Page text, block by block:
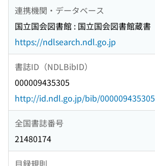
連携機関・データベース
国立国会図書館 : 国立国会図書館蔵書
https://ndlsearch.ndl.go.jp
書誌ID（NDLBibID）
000009435305
http://id.ndl.go.jp/bib/000009435305
全国書誌番号
21480174
目録規則